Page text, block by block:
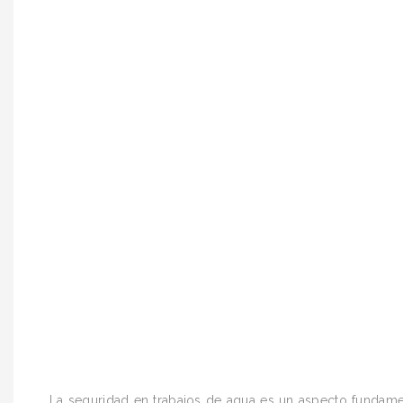
La seguridad en trabajos de agua es un aspecto